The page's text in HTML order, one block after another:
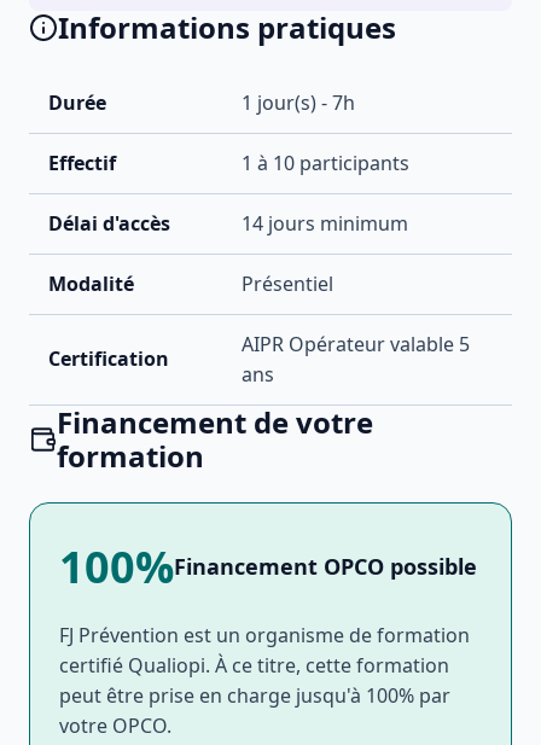
Informations pratiques
Durée 1 jour(s) -7h
Effectif 1 à 10 participants
Délai d'accès 14 jours minimum
Modalité Présentiel
Certification
AIPR Opérateur valable 5
ans
Financement de votre
formation
100%Financement OPCO possible
FJ Prévention est un organisme de formation
certifié Qualiopi. À ce titre, cette formation
peut être prise en charge jusqu'à 100% par
votre OPCO.